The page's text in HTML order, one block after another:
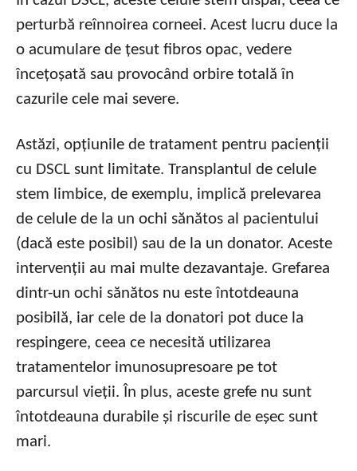
perturbă reînnoirea corneei. Acest lucru duce la
o acumulare de țesut fibros opac, vedere
încețoșată sau provocând orbire totală în
cazurile cele mai severe.
Astăzi, opțiunile de tratament pentru pacienții
cu DSCL sunt limitate. Transplantul de celule
stem limbice, de exemplu, implică prelevarea
de celule de la un ochi sănătos al pacientului
(dacă este posibil) sau de la un donator. Aceste
intervenții au mai multe dezavantaje. Grefarea
dintr-un ochi sănătos nu este întotdeauna
posibilă, iar cele de la donatori pot duce la
respingere, ceea ce necesită utilizarea
tratamentelor imunosupresoare pe tot
parcursul vieții. În plus, aceste grefe nu sunt
întotdeauna durabile și riscurile de eșec sunt
mari.